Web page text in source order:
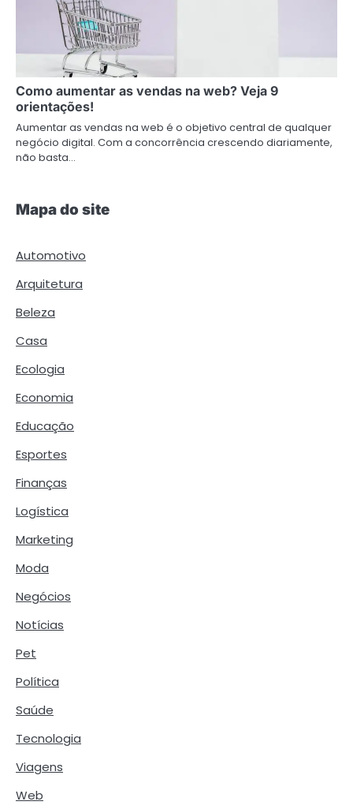
Como aumentar as vendas na web? Veja 9
orientações!
Aumentar as vendas na web é o objetivo central de qualquer
negócio digital. Com a concorrência crescendo diariamente,
não basta…
Mapa do site
Automotivo
Arquitetura
Beleza
Casa
Ecologia
Economia
Educação
Esportes
Finanças
Logística
Marketing
Moda
Negócios
Notícias
Pet
Política
Saúde
Tecnologia
Viagens
Web